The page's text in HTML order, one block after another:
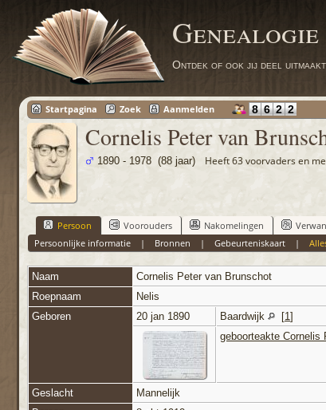
Ontdek of ook jij deel uitmaakt
Startpagina Zoek Aanmelden 8 6 2 2
Cornelis Peter van
1890 - 1978 (88 jaar) Heeft 63 voorvaders en
Persoon Voorouders Nakomelingen
Persoonlijke informatie| Bronnen | Gebeurteniskaart|
Naam Cornelis Peter van Brunschot
Roepnaam
Nelis
Geboren
20 jan 1890 Baardwijk [1]
geboorteakte Cornelis
Geslacht
Mannelijk